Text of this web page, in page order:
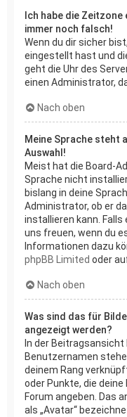
Ich habe die
immer noch falsch!
Wenn du dir sicher
eingestellt hast und
geht die Uhr des
einen Administrator,
Nach oben
Meine Sprache steht
Auswahl!
Meist hat die Board-
Sprache nicht
bislang in deine
Administrator, ob er
installieren kann.
uns freuen, wenn du
Informationen dazu
phpBB Limited oder
Nach oben
Was sind das für
angezeigt werden?
In der Beitragsansicht
Benutzernamen
deinem Rang
oder Punkte, die
Forum angeben. Das
als „Avatar“